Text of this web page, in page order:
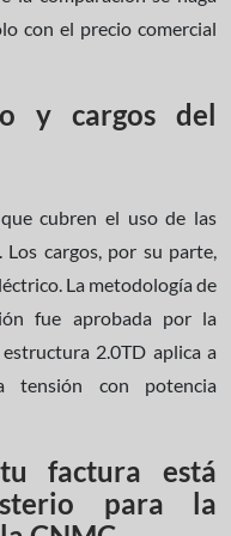
con el precio comercial
y cargos del
cubren el uso de las
cargos, por su parte,
La metodología de
fue aprobada por la
2.0TD aplica a
tensión con potencia
factura está
para la